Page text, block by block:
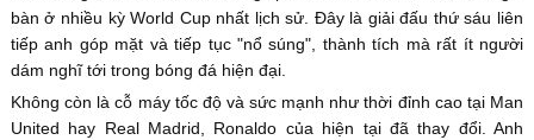
bàn ở nhiều kỳ World Cup nhất lịch sử. Đây là giải đấu thứ sáu liên
tiếp anh góp mặt và tiếp tục "nổ súng", thành tích mà rất ít người
dám nghĩ tới trong bóng đá hiện đại.
Không còn là cỗ máy tốc độ và sức mạnh như thời đỉnh cao tại Man
United hay Real Madrid, Ronaldo của hiện tại đã thay đổi. Anh